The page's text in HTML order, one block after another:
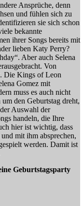
Ansprüche, denn
und fühlen sich zu
sie sich schon
bekannte
ihrer Songs bereits mit
lieben Katy Perry?
Aber auch Selena
Von
Die Kings of Leon
Gomez mit
muss es auch nicht
den Geburtstag dreht,
Auswahl der
handeln, die Ihre
hier ist wichtig, dass
mit ihm absprechen,
werden. Damit ist
Geburtstagsparty